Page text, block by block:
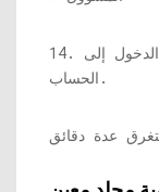
إلى
الحساب.